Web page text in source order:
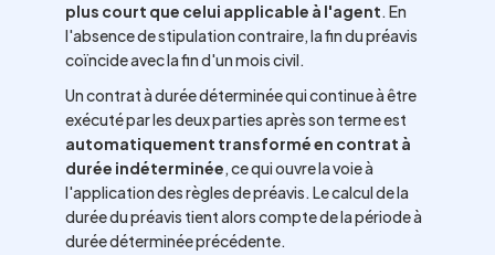
plus court que celui applicable à l'agent. En
l'absence de stipulation contraire, la fin du préavis
coïncide avec la fin d'un mois civil.
Un contrat à durée déterminée qui continue à être
exécuté par les deux parties après son terme est
automatiquement transformé en contrat à
durée indéterminée, ce qui ouvre la voie à
l'application des règles de préavis. Le calcul de la
durée du préavis tient alors compte de la période à
durée déterminée précédente.